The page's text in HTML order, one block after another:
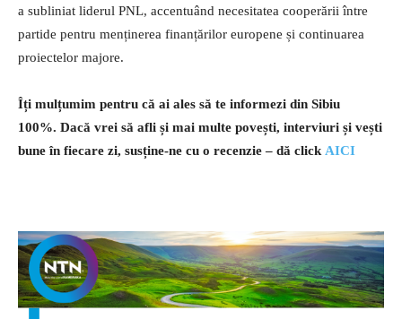
a subliniat liderul PNL, accentuând necesitatea cooperării între
partide pentru menținerea finanțărilor europene și continuarea
proiectelor majore.
Îți mulțumim pentru că ai ales să te informezi din Sibiu
100%. Dacă vrei să afli și mai multe povești, interviuri și vești
bune în fiecare zi, susține-ne cu o recenzie – dă click AICI